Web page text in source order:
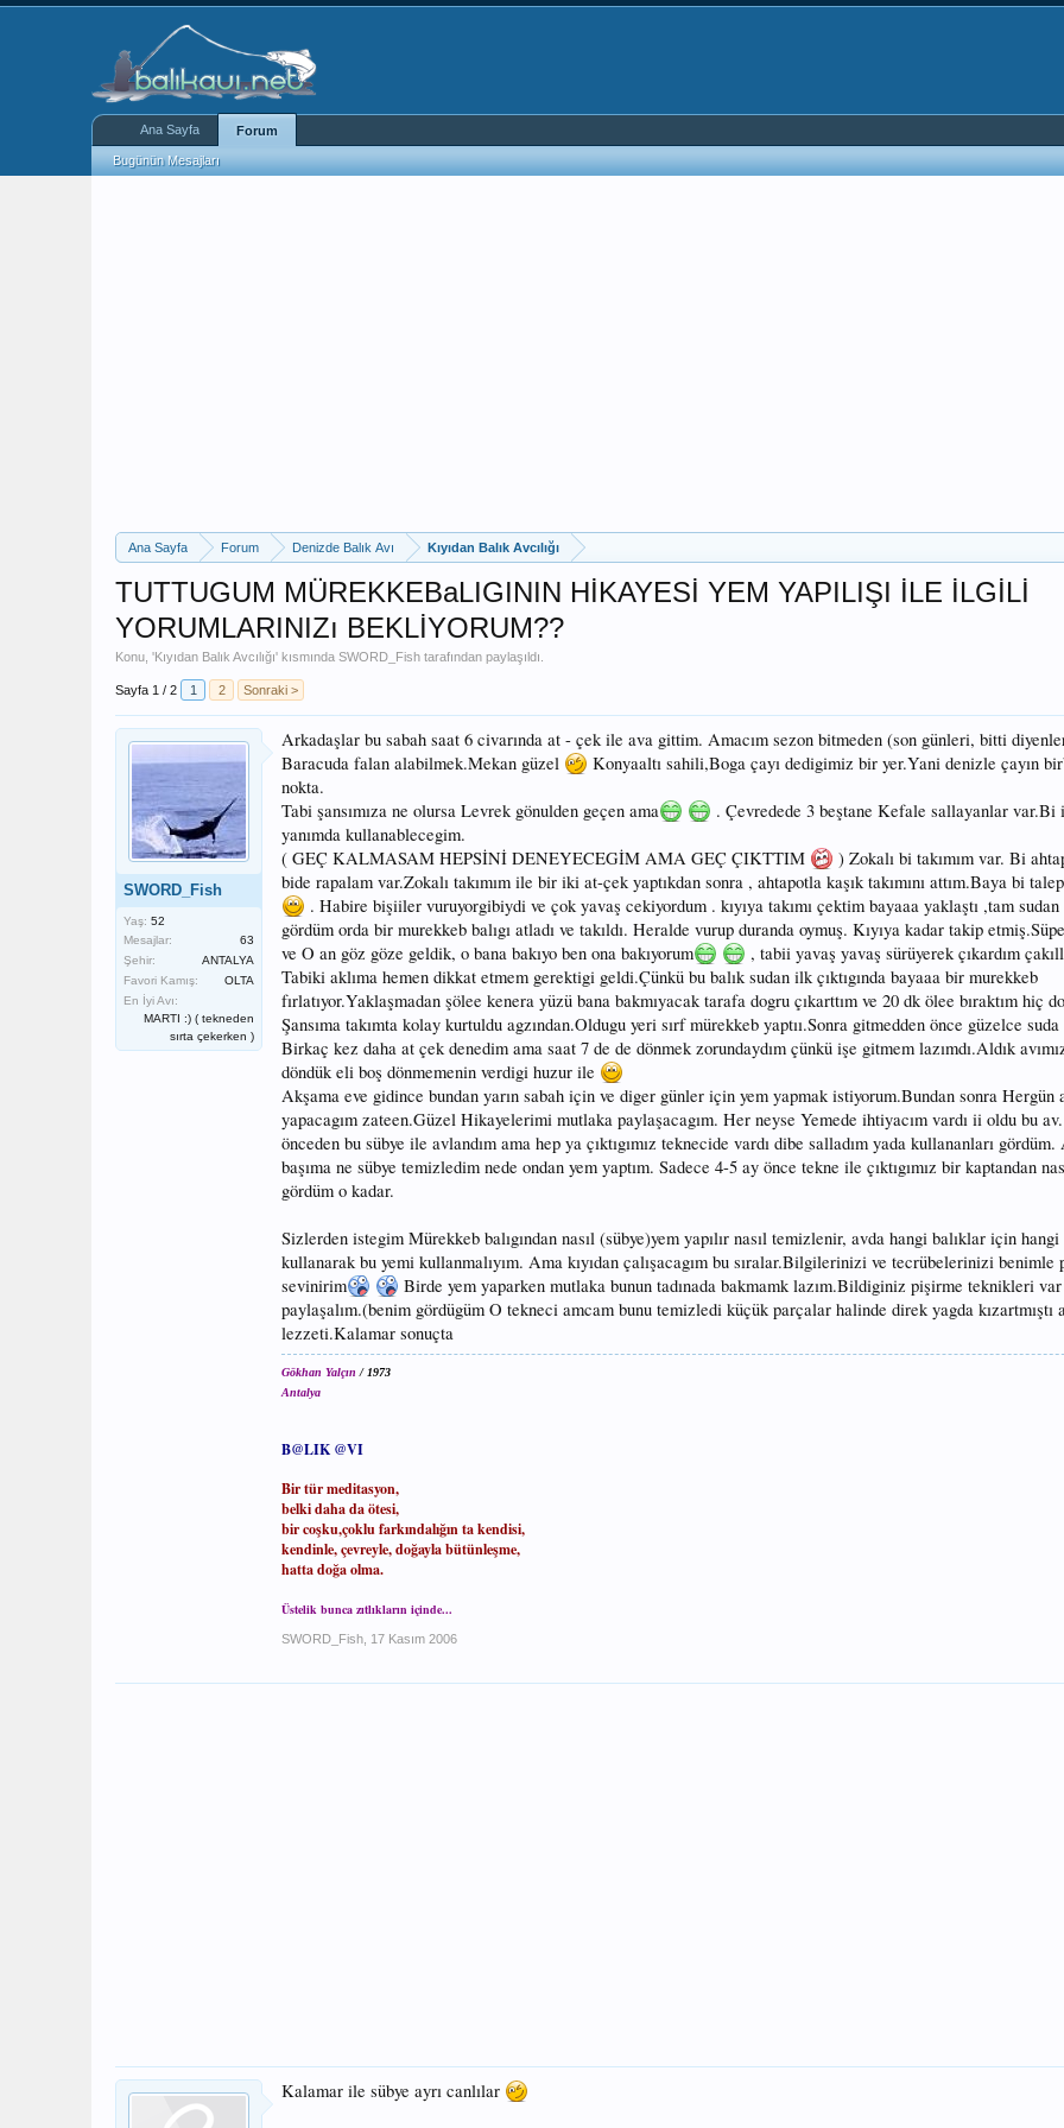
Ana Sayfa Forum Denizde Balık Avı Kıyıdan Balık Avcılığı
TUTTUGUM MÜREKKEBaLIGININ HİKAYESİ YEM YAPILIŞI İLE İLGİLİ
YORUMLARINIZı BEKLİYORUM??
Konu, 'Kıyıdan Balık Avcılığı' kısmında SWORD_Fish tarafından paylaşıldı.
Sayfa 1 / 2 1 2 Sonraki >
SWORD_Fish
Yaş: 52
Mesajlar:
63
Şehir:
ANTALYA
Favori Kamış:
OLTA
En İyi Avı:
MARTI :) ( tekneden
sırta çekerken )
Arkadaşlar bu sabah saat 6 civarında at - çek ile ava gittim. Amacım sezon bitmeden (son günleri, bitti
Baracuda falan alabilmek.Mekan güzel
Konyaaltı sahili,Boga çayı dedigimiz bir yer.Yani denizle çayın
nokta.
Tabi şansımıza ne olursa Levrek gönulden geçen ama
. Çevredede 3 beştane Kefale sallayanlar var.Bi
yanımda kullanablecegim.
( GEÇ KALMASAM HEPSİNİ DENEYECEGİM AMA GEÇ ÇIKTTIM
) Zokalı bi takımım var. Bi
bide rapalam var.Zokalı takımım ile bir iki at-çek yaptıkdan sonra , ahtapotla kaşık takımını attım.Baya bi
. Habire bişiiler vuruyorgibiydi ve çok yavaş cekiyordum . kıyıya takımı çektim bayaaa yaklaştı ,tam sudan
gördüm orda bir murekkeb balıgı atladı ve takıldı. Heralde vurup duranda oymuş. Kıyıya kadar takip
ve O an göz göze geldik, o bana bakıyo ben ona bakıyorum
, tabii yavaş yavaş sürüyerek çıkardım
Tabiki aklıma hemen dikkat etmem gerektigi geldi.Çünkü bu balık sudan ilk çıktıgında bayaaa bir murekkeb
fırlatıyor.Yaklaşmadan şölee kenera yüzü bana bakmıyacak tarafa dogru çıkarttım ve 20 dk ölee bıraktım hiç
Şansıma takımta kolay kurtuldu agzından.Oldugu yeri sırf mürekkeb yaptıı.Sonra gitmedden önce güzelce suda
Birkaç kez daha at çek denedim ama saat 7 de de dönmek zorundaydım çünkü işe gitmem lazımdı.Aldık
döndük eli boş dönmemenin verdigi huzur ile
Akşama eve gidince bundan yarın sabah için ve diger günler için yem yapmak istiyorum.Bundan sonra Hergün
yapacagım zateen.Güzel Hikayelerimi mutlaka paylaşacagım. Her neyse Yemede ihtiyacım vardı ii oldu bu
önceden bu sübye ile avlandım ama hep ya çıktıgımız teknecide vardı dibe salladım yada kullananları gördüm.
başıma ne sübye temizledim nede ondan yem yaptım. Sadece 4-5 ay önce tekne ile çıktıgımız bir kaptandan
gördüm o kadar.
Sizlerden istegim Mürekkeb balıgından nasıl (sübye)yem yapılır nasıl temizlenir, avda hangi balıklar için
kullanarak bu yemi kullanmalıyım. Ama kıyıdan çalışacagım bu sıralar.Bilgilerinizi ve tecrübelerinizi benimle
sevinirim
Birde yem yaparken mutlaka bunun tadınada bakmamk lazım.Bildiginiz pişirme teknikleri
paylaşalım.(benim gördügüm O tekneci amcam bunu temizledi küçük parçalar halinde direk yagda kızartmıştı
lezzeti.Kalamar sonuçta
Gökhan Yalçın / 1973
Antalya
B@LIK @VI
Bir tür meditasyon,
belki daha da ötesi,
bir coşku,çoklu farkındalığın ta kendisi,
kendinle, çevreyle, doğayla bütünleşme,
hatta doğa olma.
Üstelik bunca zıtlıkların içinde...
SWORD_Fish 17 Kasım 2006
Kalamar ile sübye ayrı canlılar
Ana Sayfa Forum
Bugünün Mesajları